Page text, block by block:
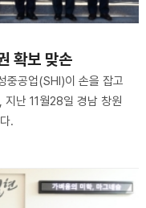
확보 맞손
중공업(SHI)이 손을 잡고
지난 11월28일 경남 창원
.